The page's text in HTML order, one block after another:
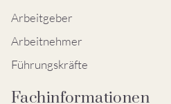
Arbeitgeber
Arbeitnehmer
Führungskräfte
Fachinformationen